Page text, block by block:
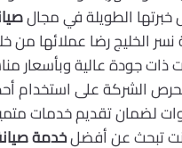
الطويلة في مجال
الخليج رضا عملائها من
ذات جودة عالية وبأسعار
الشركة على استخدام
لضمان تقديم خدمات
تبحث عن أفضلخدمة